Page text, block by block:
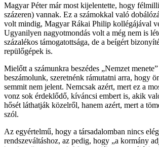
Magyar Péter már most kijelentette, hogy
százeren) vannak. Ez a számokkal való
volt mindig, Magyar Rákai Philip kollégájával
Ugyanilyen nagyotmondás volt a még nem is
százalékos támogatottsága, de a beígért
repülőgépek is.
Mielőtt a számunkra beszédes „Nemzet
beszámolunk, szeretnénk rámutatni arra, hogy
semmit nem jelent. Nemcsak azért, mert ez a
vonz sok érdeklődő, kíváncsi embert is, akik
hősét láthatják közelről, hanem azért, mert a
szól.
Az egyértelmű, hogy a társadalomban nincs
rendszeváltáshoz, az pedig, hogy „a kormány